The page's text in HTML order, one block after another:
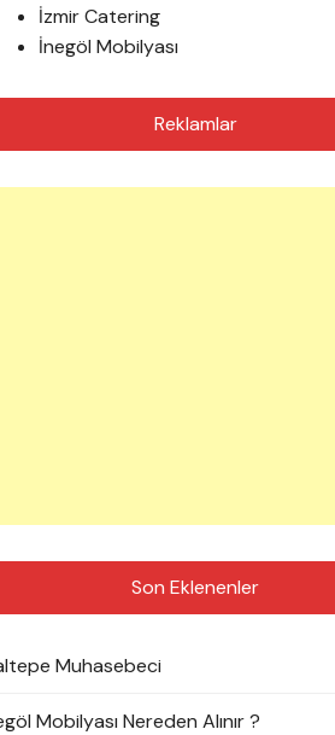
İzmir Catering
İnegöl Mobilyası
Reklamlar
Son Eklenenler
Muhasebeci
Mobilyası Nereden Alınır ?